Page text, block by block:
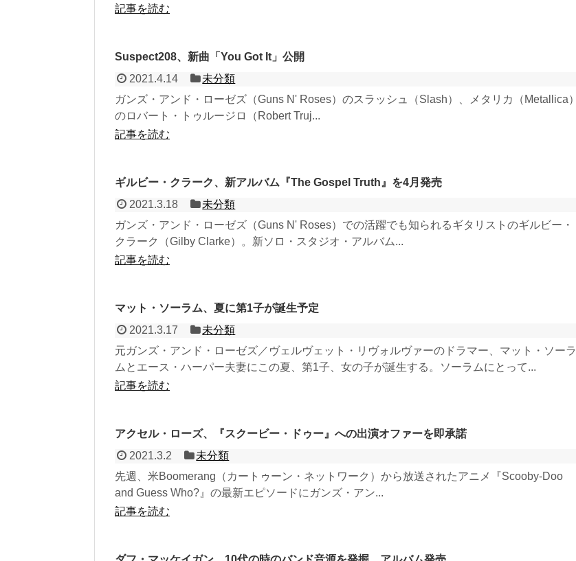
記事を読む
Suspect208、新曲「You Got It」公開
2021.4.14
未分類
ガンズ・アンド・ローゼズ（Guns N' Roses）のスラッシュ（Slash）、メタリカ（Metallica）
のロバート・トゥルージロ（Robert Truj...
記事を読む
ギルビー・クラーク、新アルバム『The Gospel Truth』を4月発売
2021.3.18
未分類
ガンズ・アンド・ローゼズ（Guns N' Roses）での活躍でも知られるギタリストのギルビー・
クラーク（Gilby Clarke）。新ソロ・スタジオ・アルバム...
記事を読む
マット・ソーラム、夏に第1子が誕生予定
2021.3.17
未分類
元ガンズ・アンド・ローゼズ／ヴェルヴェット・リヴォルヴァーのドラマー、マット・ソーラ
ムとエース・ハーパー夫妻にこの夏、第1子、女の子が誕生する。ソーラムにとって...
記事を読む
アクセル・ローズ、『スクービー・ドゥー』への出演オファーを即承諾
2021.3.2
未分類
先週、米Boomerang（カートゥーン・ネットワーク）から放送されたアニメ『Scooby-Doo
and Guess Who?』の最新エピソードにガンズ・アン...
記事を読む